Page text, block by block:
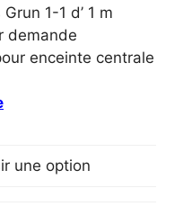
1-1 d’ 1 m
demande
enceinte centrale